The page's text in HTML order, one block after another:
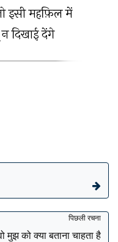
इसी महफ़िल में
दिखाई देंगे
पिछली रचना
मुझ को क्या बताना चाहता है